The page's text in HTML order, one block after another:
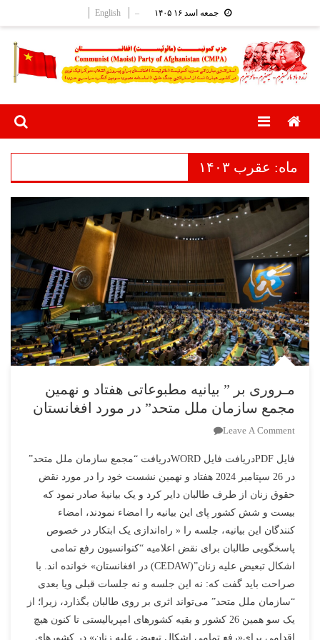
to
content
جمعه اسد ۱۶ ۱۴۰۵ –
English
Menu
ماه: عقرب ۱۴۰۳
مـروری بر ” بیانیه مطبوعاتی هفتاد و نهمین
مجمع سازمان ملل متحد” در مورد افغانستان
Leave A Comment
بر
”
بیانیه
مطبوعاتی
هفتاد
و
نهمین
مجمع
متحد”
فایل PDFدریافت فایل WORDدریافت “مجمع سازمان ملل متحد”
در 26 سپتامبر 2024 هفتاد و نهمین نشست خود را در مورد نقض
حقوق زنان از طرف طالبان دایر کرد و یک بیانیۀ صادر نمود که
بیست و شش کشور پای این بیانیه را امضاء نمودند، امضاء
کنندگان این بیانیه، جلسه را « راه‌اندازی یک ابتکار در خصوص
پاسخگویی طالبان برای نقض اعلامیه “کنوانسیون رفع تمامی
اشکال تبعیض علیه زنان”(CEDAW) در افغانستان» خوانده اند. با
صراحت باید گفت که: نه این جلسه و نه جلسات قبلی ویا بعدی
“سازمان ملل متحد” می‌تواند اثری بر روی طالبان بگذارد، زیرا؛ از
یک سو همین 26 کشور و بقیه کشورهای امپریالیستی تا کنون هیچ
اقدامی برای«رفع تمامی اشکال تبعیض علیه زنان» در کشورهای